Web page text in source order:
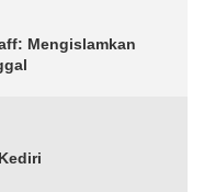
Mengislamkan